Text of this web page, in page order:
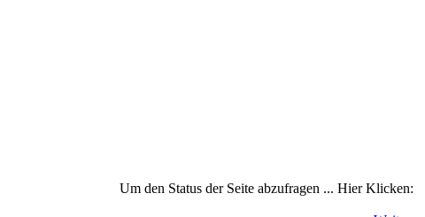
Um den Status der Seite abzufragen ... Hier Klicken: